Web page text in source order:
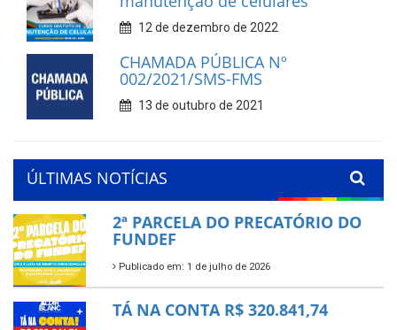
12 de dezembro de 2022
CHAMADA PÚBLICA Nº
002/2021/SMS-FMS
13 de outubro de 2021
ÚLTIMAS NOTÍCIAS
2ª PARCELA DO PRECATÓRIO DO
FUNDEF
Publicado em: 1 de julho de 2026
TÁ NA CONTA R$ 320.841,74